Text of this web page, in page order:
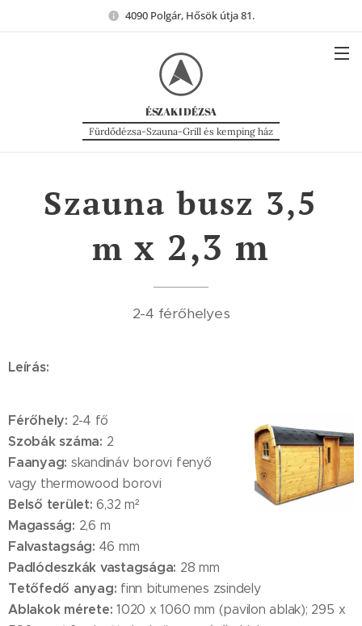
4090 Polgár, Hősök útja 81.
ÉSZAKIDÉZSA
Fürdődézsa-Szauna-Grill és kemping ház
Szauna busz 3,5
m x 2,3 m
2-4 férőhelyes
Leírás:
Férőhely: 2-4 fő
Szobák száma: 2
Faanyag: skandináv borovi fenyő
vagy thermowood borovi
Belső terület: 6,32 m²
Magasság: 2,6 m
Falvastagság: 46 mm
Padlódeszkák vastagsága: 28 mm
Tetőfedő anyag: finn bitumenes zsindely
Ablakok mérete: 1020 x 1060 mm (pavilon ablak); 295 x